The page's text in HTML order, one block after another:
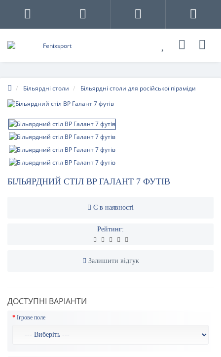
Більярдні столи Більярдні столи для російської піраміди
БІЛЬЯРДНИЙ СТІЛ BP ГАЛАНТ 7 ФУТІВ
Є в наявності
Рейтинг:
Залишити відгук
ДОСТУПНІ ВАРІАНТИ
Ігрове поле